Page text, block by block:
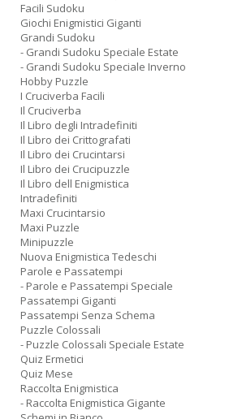
Facili Sudoku
Giochi Enigmistici Giganti
Grandi Sudoku
- Grandi Sudoku Speciale Estate
- Grandi Sudoku Speciale Inverno
Hobby Puzzle
I Cruciverba Facili
Il Cruciverba
Il Libro degli Intradefiniti
Il Libro dei Crittografati
Il Libro dei Crucintarsi
Il Libro dei Crucipuzzle
Il Libro dell Enigmistica
Intradefiniti
Maxi Crucintarsio
Maxi Puzzle
Minipuzzle
Nuova Enigmistica Tedeschi
Parole e Passatempi
- Parole e Passatempi Speciale
Passatempi Giganti
Passatempi Senza Schema
Puzzle Colossali
- Puzzle Colossali Speciale Estate
Quiz Ermetici
Quiz Mese
Raccolta Enigmistica
- Raccolta Enigmistica Gigante